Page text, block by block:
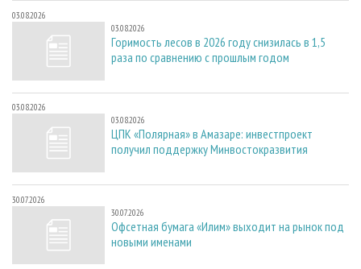
03.08.2026
03.08.2026
Горимость лесов в 2026 году снизилась в 1,5
раза по сравнению с прошлым годом
03.08.2026
03.08.2026
ЦПК «Полярная» в Амазаре: инвестпроект
получил поддержку Минвостокразвития
30.07.2026
30.07.2026
Офсетная бумага «Илим» выходит на рынок под
новыми именами